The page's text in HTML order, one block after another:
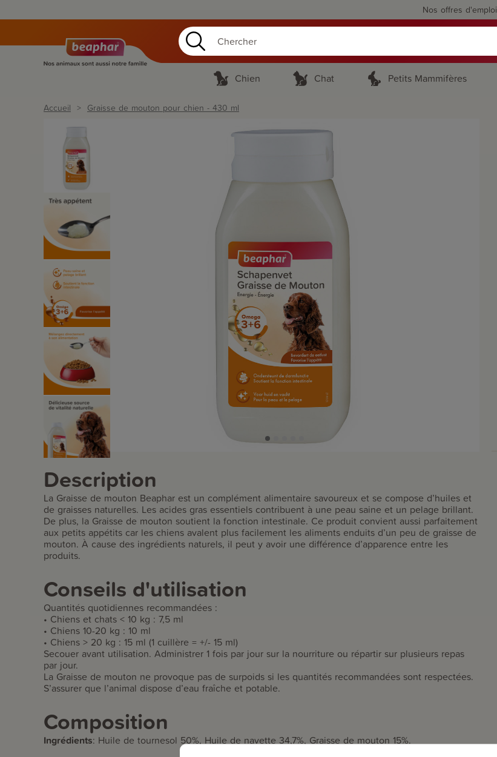
Nos offres d'emploi
Chien Chat Petits Mammifères
Accueil Graisse de mouton pour chien - 430 ml
Description
La Graisse de mouton Beaphar est un complément alimentaire savoureux et se compose d’huiles et
de graisses naturelles. Les acides gras essentiels contribuent à une peau saine et un pelage brillant.
De plus, la Graisse de mouton soutient la fonction intestinale. Ce produit convient aussi parfaitement
aux petits appétits car les chiens avalent plus facilement les aliments enduits d’un peu de graisse de
mouton. À cause des ingrédients naturels, il peut y avoir une différence d’apparence entre les
produits.
Conseils d'utilisation
Quantités quotidiennes recommandées :
• Chiens et chats < 10 kg : 7,5 ml
• Chiens 10-20 kg : 10 ml
• Chiens > 20 kg : 15 ml (1 cuillère = +/- 15 ml)
Secouer avant utilisation. Administrer 1 fois par jour sur la nourriture ou répartir sur plusieurs repas
par jour.
La Graisse de mouton ne provoque pas de surpoids si les quantités recommandées sont respectées.
S’assurer que l’animal dispose d’eau fraîche et potable.
Composition
Ingrédients: Huile de tournesol 50%, Huile de navette 34,7%, Graisse de mouton 15%.